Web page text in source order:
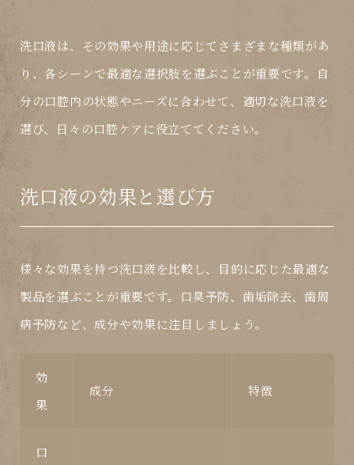
洗口液は、その効果や用途に応じてさまざまな種類があ
り、各シーンで最適な選択肢を選ぶことが重要です。自
分の口腔内の状態やニーズに合わせて、適切な洗口液を
選び、日々の口腔ケアに役立ててください。
洗口液の効果と選び方
様々な効果を持つ洗口液を比較し、目的に応じた最適な
製品を選ぶことが重要です。 口臭予防、 歯垢除去、歯周
病予防など、成分や効果に注目しましょう。
効
果
成分 特徴
口